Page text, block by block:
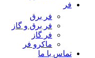
فر
فر برق
فر برق و گاز
فر گاز
ماكرو فر
تماس با ما